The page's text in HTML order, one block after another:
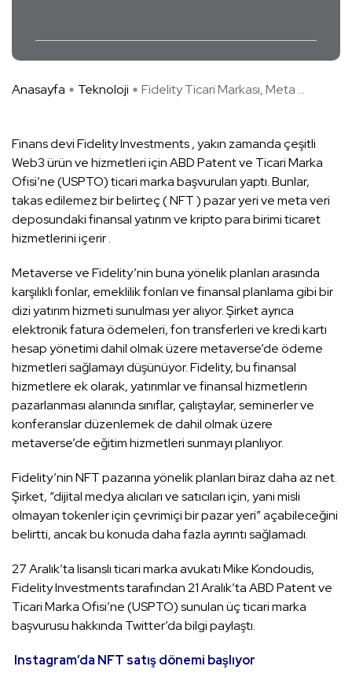
Anasayfa Teknoloji Fidelity Ticari Markası, Meta ...
Finans devi Fidelity Investments , yakın zamanda çeşitli
Web3 ürün ve hizmetleri için ABD Patent ve Ticari Marka
Ofisi’ne (USPTO) ticari marka başvuruları yaptı. Bunlar,
takas edilemez bir belirteç ( NFT ) pazar yeri ve meta veri
deposundaki finansal yatırım ve kripto para birimi ticaret
hizmetlerini içerir .
Metaverse ve Fidelity’nin buna yönelik planları arasında
karşılıklı fonlar, emeklilik fonları ve finansal planlama gibi bir
dizi yatırım hizmeti sunulması yer alıyor. Şirket ayrıca
elektronik fatura ödemeleri, fon transferleri ve kredi kartı
hesap yönetimi dahil olmak üzere metaverse’de ödeme
hizmetleri sağlamayı düşünüyor. Fidelity, bu finansal
hizmetlere ek olarak, yatırımlar ve finansal hizmetlerin
pazarlanması alanında sınıflar, çalıştaylar, seminerler ve
konferanslar düzenlemek de dahil olmak üzere
metaverse’de eğitim hizmetleri sunmayı planlıyor.
Fidelity’nin NFT pazarına yönelik planları biraz daha az net.
Şirket, “dijital medya alıcıları ve satıcıları için, yani misli
olmayan tokenler için çevrimiçi bir pazar yeri” açabileceğini
belirtti, ancak bu konuda daha fazla ayrıntı sağlamadı.
27 Aralık’ta lisanslı ticari marka avukatı Mike Kondoudis,
Fidelity Investments tarafından 21 Aralık’ta ABD Patent ve
Ticari Marka Ofisi’ne (USPTO) sunulan üç ticari marka
başvurusu hakkında Twitter’da bilgi paylaştı.
Instagram’da NFT satış dönemi başlıyor